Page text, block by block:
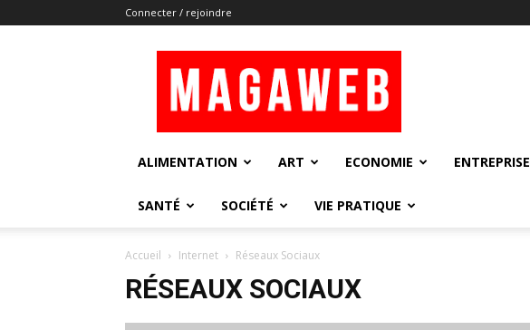
Connecter / rejoindre
ALIMENTATION ART ECONOMIE ENTREPRISE
SANTÉ SOCIÉTÉ VIE PRATIQUE
Accueil Internet Réseaux Sociaux
RÉSEAUX SOCIAUX